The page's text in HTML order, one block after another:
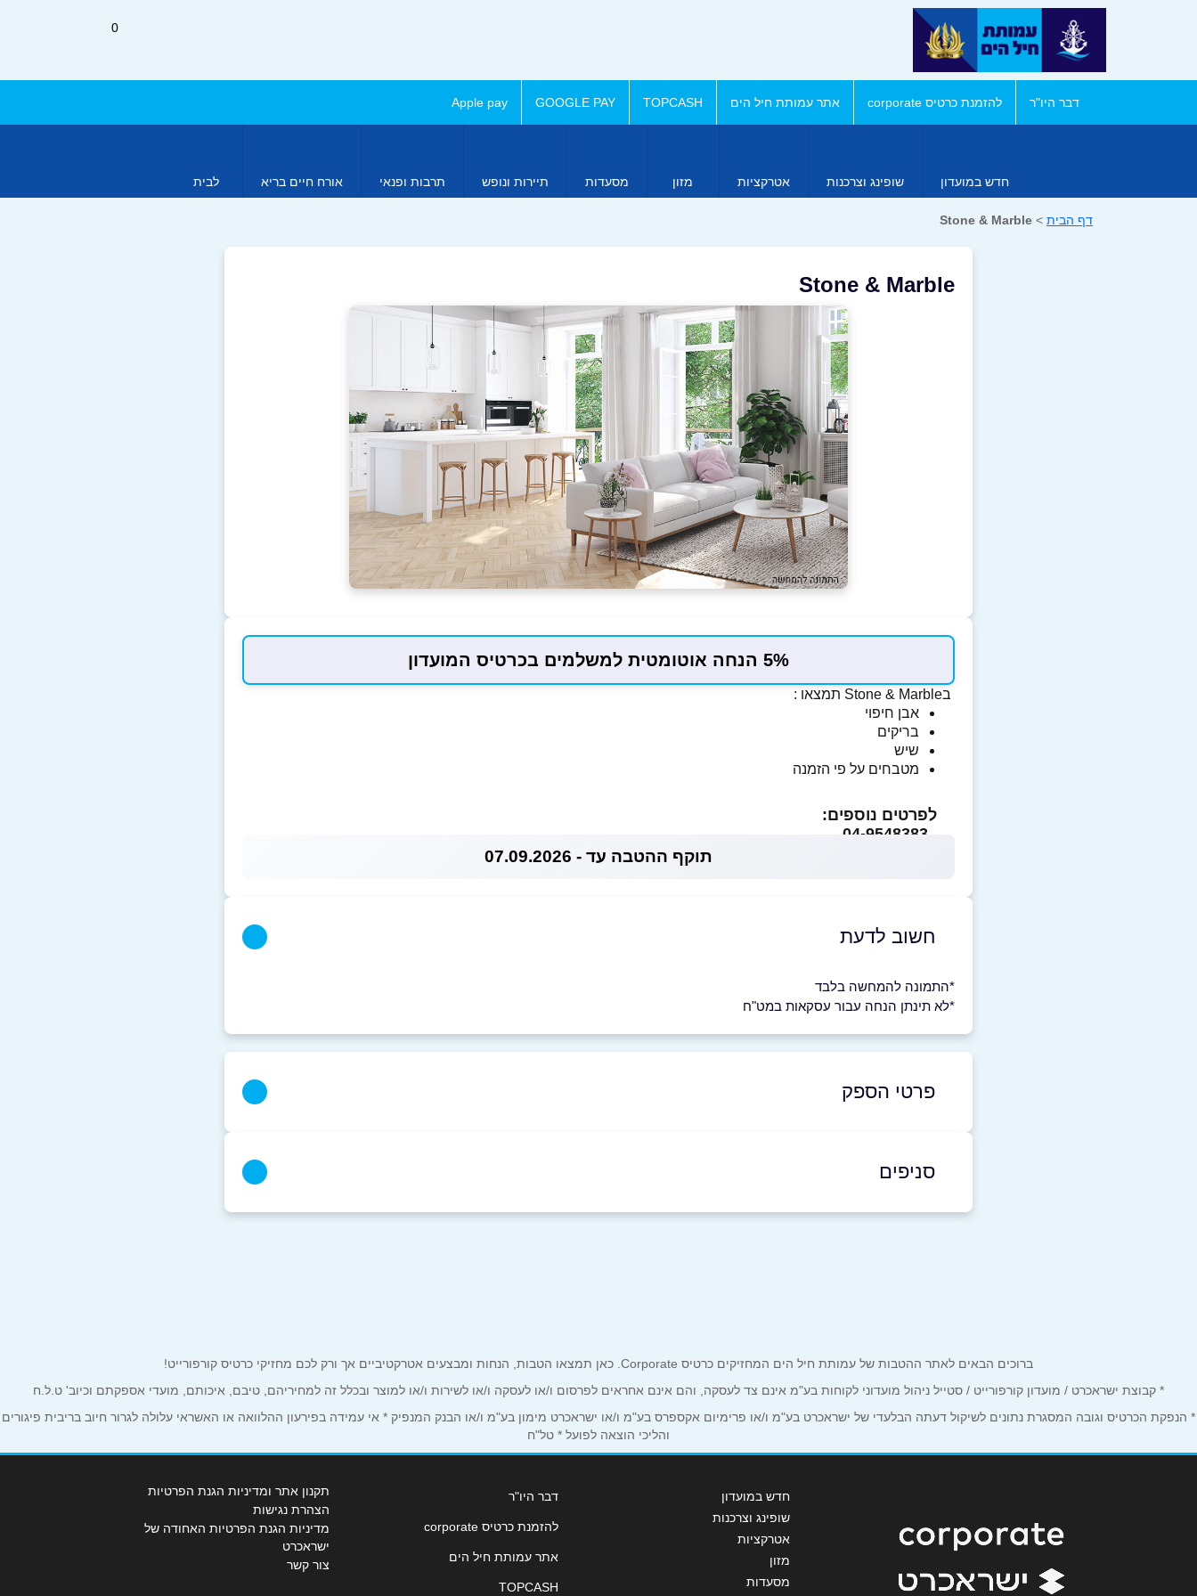
0
דבר היו"ר להזמנת כרטיס corporate אתר עמותת חיל הים TOPCASH
GOOGLE PAY
Apple pay
חדש במועדון שופינג וצרכנות אטרקציות מזון מסעדות תיירות ונופש תרבות ופנאי אורח חיים בריא לבית
דף הבית >
Stone & Marble
Stone & Marble
5% הנחה אוטומטית למשלמים בכרטיס המועדון
בStone & Marble תמצאו :
אבן חיפוי
בריקים
שיש
מטבחים על פי הזמנה
לפרטים נוספים:
תוקף ההטבה עד - 07.09.2026
חשוב לדעת
*התמונה להמחשה בלבד
*לא תינתן הנחה עבור עסקאות במט"ח
פרטי הספק
הודעה*
סניפים
דיר אל-אסד
ברוכים הבאים לאתר ההטבות של עמותת חיל הים המחזיקים כרטיס Corporate. כאן תמצאו הטבות, הנחות ומבצעים אטרקטיביים אך ורק לכם מחזיקי כרטיס קורפורייט!
* קבוצת ישראכרט / מועדון קורפורייט / סטייל ניהול מועדוני לקוחות בע"מ אינם צד לעסקה, והם אינם אחראים לפרסום ו/או לעסקה ו/או לשירות ו/או למוצר ובכלל זה למחיריהם, טיבם, איכותם, מועדי אספקתם וכיוב' ט.ל.ח
* הנפקת הכרטיס וגובה המסגרת נתונים לשיקול דעתה הבלעדי של ישראכרט בע"מ ו/או פרימיום אקספרס בע"מ ו/או ישראכרט מימון בע"מ ו/או הבנק המנפיק * אי עמידה בפירעון ההלוואה או האשראי עלולה לגרור חיוב בריבית פיגורים
והליכי הוצאה לפועל * טל"ח
חדש במועדון
שופינג וצרכנות
אטרקציות
מזון
מסעדות
דבר היו"ר
להזמנת כרטיס corporate
אתר עמותת חיל הים
TOPCASH
תקנון אתר ומדיניות הגנת הפרטיות
הצהרת נגישות
מדיניות הגנת הפרטיות האחודה של
ישראכרט
צור קשר